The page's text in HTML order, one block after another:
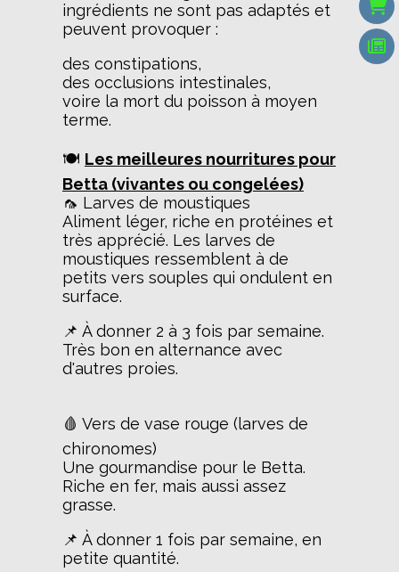
ingrédients ne sont pas adaptés et
peuvent provoquer :
des constipations,
des occlusions intestinales,
voire la mort du poisson à moyen
terme.
🍽️ Les meilleures nourritures pour
Betta (vivantes ou congelées)
🦟 Larves de moustiques
Aliment léger, riche en protéines et
très apprécié. Les larves de
moustiques ressemblent à de
petits vers souples qui ondulent en
surface.
📌 À donner 2 à 3 fois par semaine.
Très bon en alternance avec
d'autres proies.
🩸 Vers de vase rouge (larves de
chironomes)
Une gourmandise pour le Betta.
Riche en fer, mais aussi assez
grasse.
📌 À donner 1 fois par semaine, en
petite quantité.